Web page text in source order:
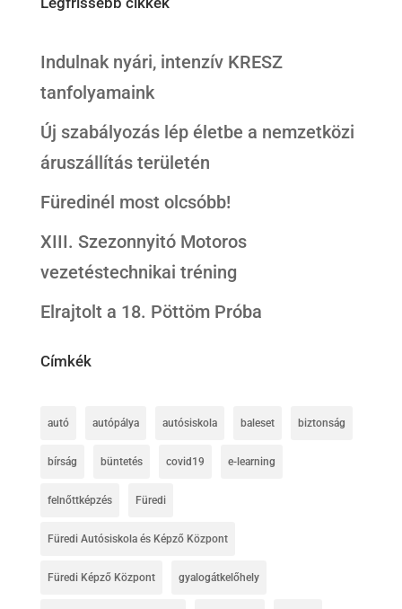
Indulnak nyári, intenzív KRESZ
tanfolyamaink
Új szabályozás lép életbe a nemzetközi
áruszállítás területén
Füredinél most olcsóbb!
XIII. Szezonnyitó Motoros
vezetéstechnikai tréning
Elrajtolt a 18. Pöttöm Próba
Címkék
autó autópálya autósiskola baleset biztonság
bírság büntetés covid19 e-learning
felnőttképzés Füredi
Füredi Autósiskola és Képző Központ
Füredi Képző Központ gyalogátkelőhely